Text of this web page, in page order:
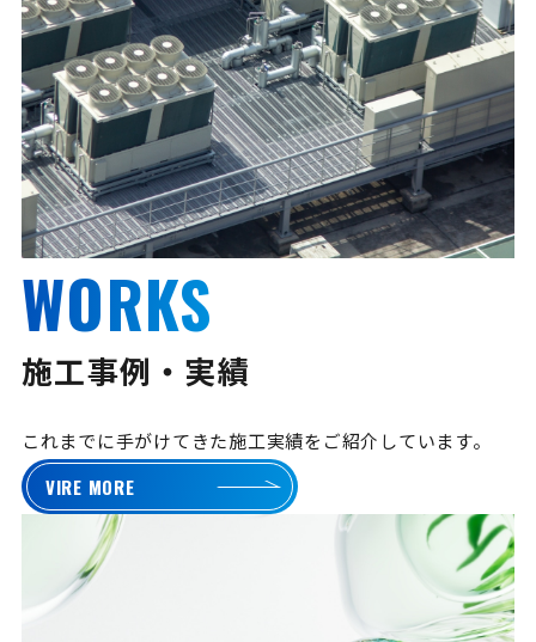
WORKS
施工事例・実績
これまでに手がけてきた施工実績をご紹介しています。
VIRE MORE